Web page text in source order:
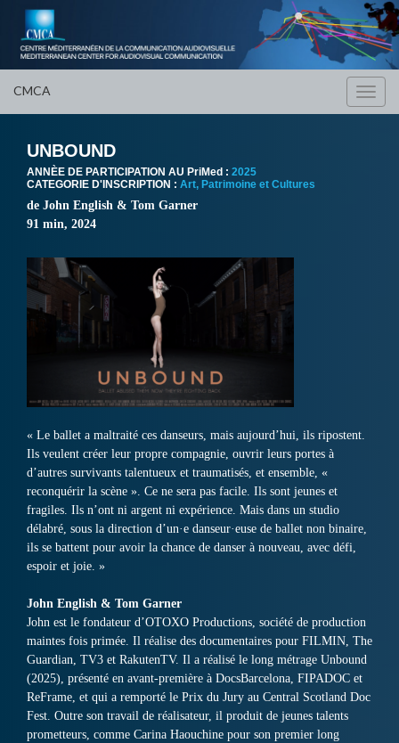
CMCA
UNBOUND
ANNÈE DE PARTICIPATION AU PriMed : 2025
CATEGORIE D'INSCRIPTION : Art, Patrimoine et Cultures
de John English & Tom Garner
91 min, 2024
« Le ballet a maltraité ces danseurs, mais aujourd’hui, ils ripostent.
Ils veulent créer leur propre compagnie, ouvrir leurs portes à
d’autres survivants talentueux et traumatisés, et ensemble, «
reconquérir la scène ». Ce ne sera pas facile. Ils sont jeunes et
fragiles. Ils n’ont ni argent ni expérience. Mais dans un studio
délabré, sous la direction d’un·e danseur·euse de ballet non binaire,
ils se battent pour avoir la chance de danser à nouveau, avec défi,
espoir et joie. »
John English & Tom Garner
John est le fondateur d’OTOXO Productions, société de production
maintes fois primée. Il réalise des documentaires pour FILMIN, The
Guardian, TV3 et RakutenTV. Il a réalisé le long métrage Unbound
(2025), présenté en avant-première à DocsBarcelona, ​​FIPADOC et
ReFrame, et qui a remporté le Prix du Jury au Central Scotland Doc
Fest. Outre son travail de réalisateur, il produit de jeunes talents
prometteurs, comme Carina Haouchine pour son premier long